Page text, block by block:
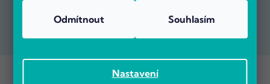
Nastavení
Odmítnout Souhlasím
POČÍTÁRNA.CZ. Všechna práva vyhrazena.